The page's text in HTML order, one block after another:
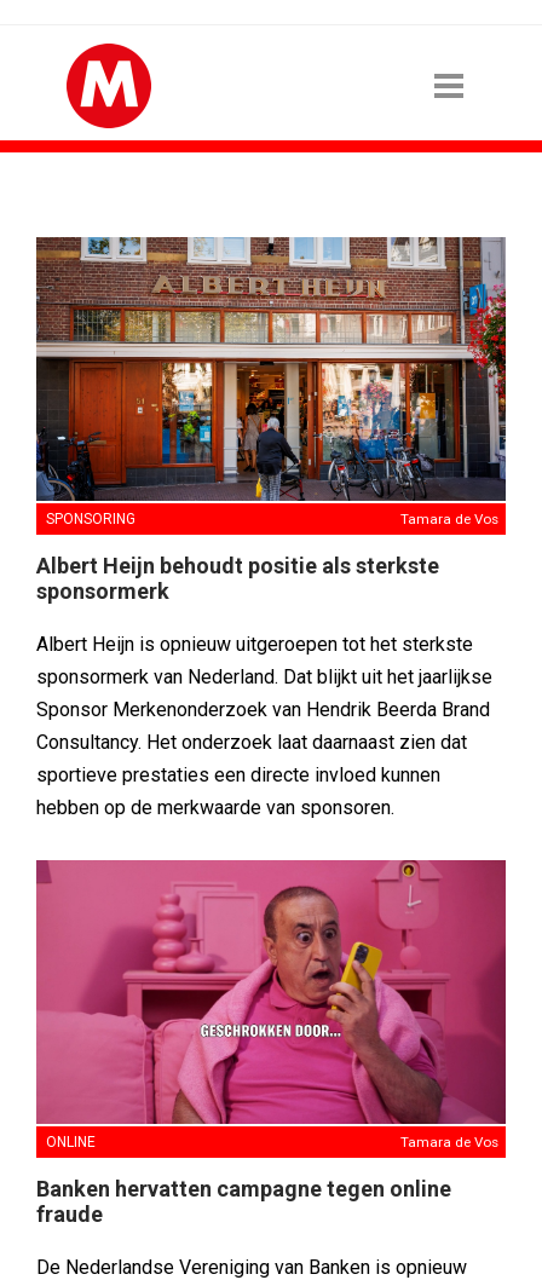
SPONSORING Tamara de Vos
Albert Heijn behoudt positie als sterkste
sponsormerk
Albert Heijn is opnieuw uitgeroepen tot het sterkste
sponsormerk van Nederland. Dat blijkt uit het jaarlijkse
Sponsor Merkenonderzoek van Hendrik Beerda Brand
Consultancy. Het onderzoek laat daarnaast zien dat
sportieve prestaties een directe invloed kunnen
hebben op de merkwaarde van sponsoren.
ONLINE Tamara de Vos
Banken hervatten campagne tegen online
fraude
De Nederlandse Vereniging van Banken is opnieuw